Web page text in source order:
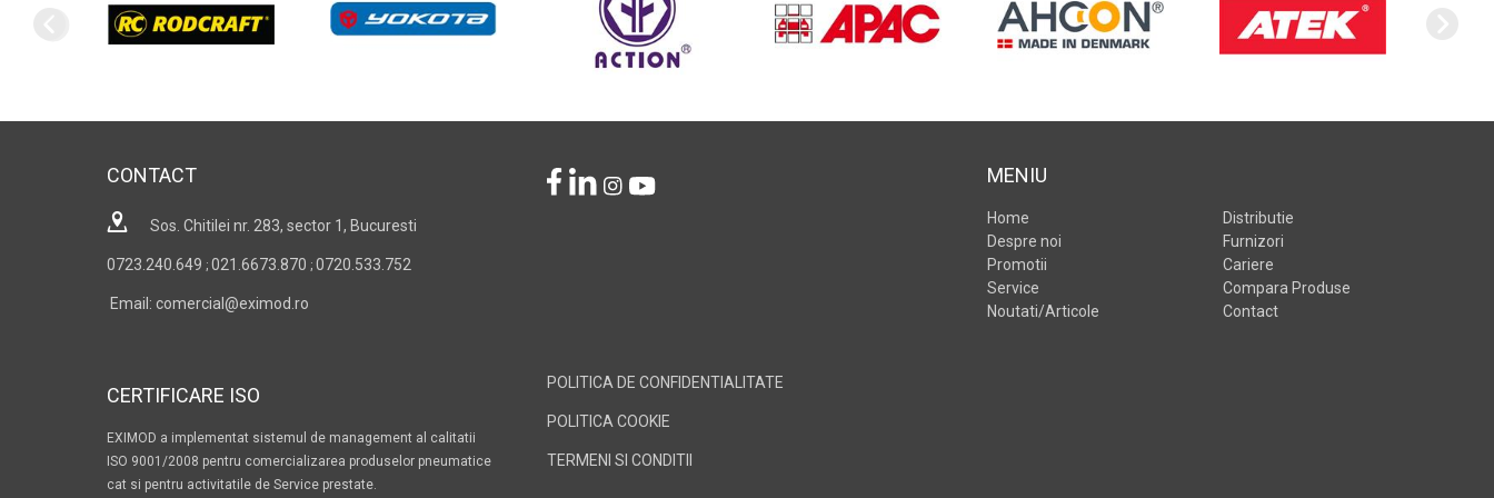
CONTACT
Sos. Chitilei nr. 283, sector 1, Bucuresti
0723.240.649 ; 021.6673.870 ; 0720.533.752
Email: comercial@eximod.ro
MENIU
Home
Despre noi
Promotii
Service
Noutati/Articole
Distributie
Furnizori
Cariere
Compara Produse
Contact
CERTIFICARE ISO
EXIMOD a implementat sistemul de management al calitatii
ISO 9001/2008 pentru comercializarea produselor pneumatice
cat si pentru activitatile de Service prestate.
POLITICA DE CONFIDENTIALITATE
POLITICA COOKIE
TERMENI SI CONDITII